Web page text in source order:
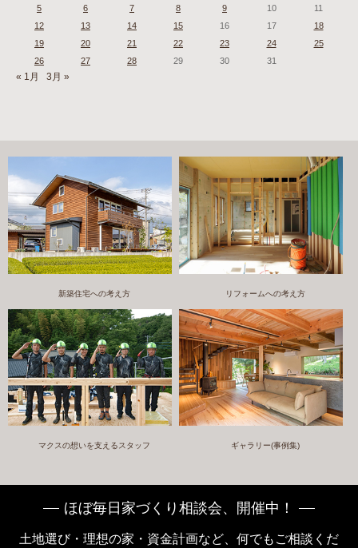
5
6 7 8 9 10
11
12
13 14 15 16 17
18
19
20 21 22 23 24
25
26
27 28 29 30 31
« 1月 3月 »
新築住宅への考え方 リフォームへの考え方
マクスの想いを支えるスタッフ ギャラリー(事例集)
ほぼ毎日家づくり相談会、開催中！
土地選び・理想の家・資金計画など、何でもご相談くだ